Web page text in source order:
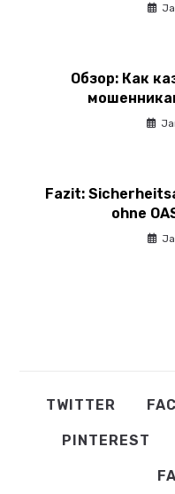
Обзор: Как
Fazit:
ohne
TWITTER
PINTEREST